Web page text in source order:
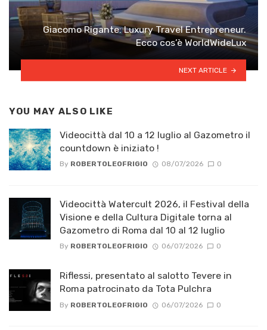
Giacomo Rigante: Luxury Travel Entrepreneur.
Ecco cos’è WorldWideLux
NEXT ARTICLE
YOU MAY ALSO LIKE
Videocittà dal 10 a 12 luglio al Gazometro il
countdown è iniziato !
By ROBERTOLEOFRIGIO 08/07/2026 0
Videocittà Watercult 2026, il Festival della
Visione e della Cultura Digitale torna al
Gazometro di Roma dal 10 al 12 luglio
By ROBERTOLEOFRIGIO 06/07/2026 0
Riflessi, presentato al salotto Tevere in
Roma patrocinato da Tota Pulchra
By ROBERTOLEOFRIGIO 06/07/2026 0